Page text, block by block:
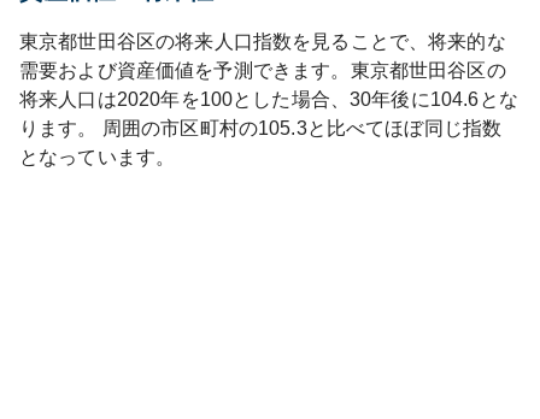
東京都世田谷区の将来人口指数を見ることで、将来的な
需要および資産価値を予測できます。 東京都世田谷区の
将来人口は2020年を100とした場合、30年後に104.6とな
ります。
周囲の市区町村の105.3と比べてほぼ同じ指数
となっています。